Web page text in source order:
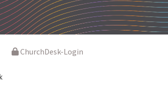
ChurchDesk-Login